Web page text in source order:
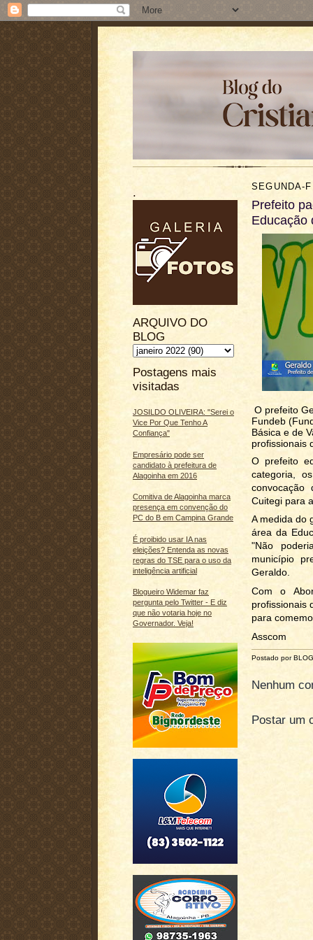
.
ARQUIVO DO
BLOG
Postagens mais
visitadas
JOSILDO OLIVEIRA: "Serei o
Vice Por Que Tenho A
Confiança"
Empresário pode ser
candidato à prefeitura de
Alagoinha em 2016
Comitiva de Alagoinha marca
presença em convenção do
PC do B em Campina Grande
É proibido usar IA nas
eleições? Entenda as novas
regras do TSE para o uso da
inteligência artificial
Blogueiro Widemar faz
pergunta pelo Twitter - E diz
que não votaria hoje no
Governador. Veja!
SEGUNDA-
Prefeito
Educação
O prefeito
Fundeb
Básica e de
profissionais
O prefeito
categoria,
convocação
Cuitegi para
A medida do
área da
"Não
município
Geraldo.
Com o
profissionais
para
Asscom
Postado por
Nenhum
Postar um